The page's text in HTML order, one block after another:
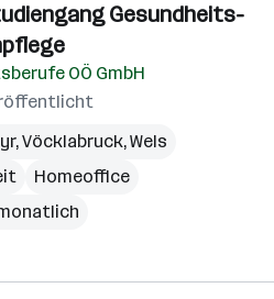
Gesundheits-
OÖ GmbH
,Vöcklabruck,Wels
Homeoffice